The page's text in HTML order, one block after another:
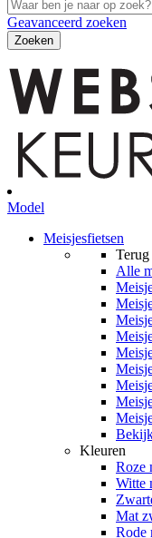
Geavanceerd zoeken
Zoeken
Model
Meisjesfietsen
Terug
Alle
Kleuren
Roze
Witte
Mat
Rode